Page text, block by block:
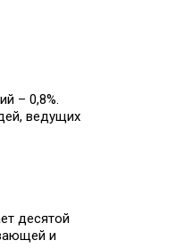
– 0,8%.
ведущих
десятой
и